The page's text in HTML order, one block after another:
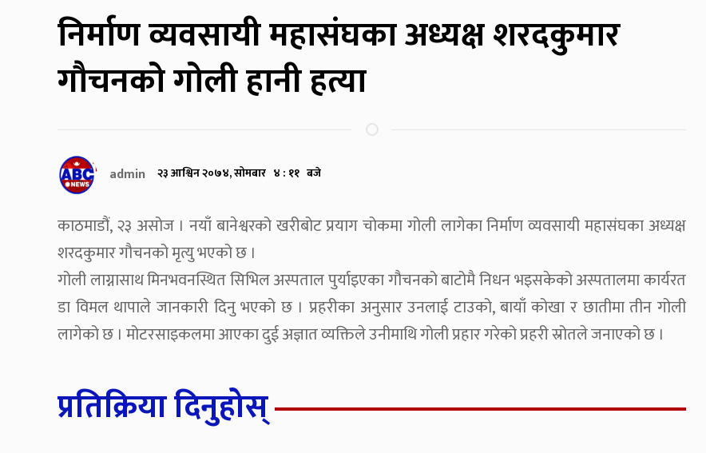
निर्माण व्यवसायी महासंघका अध्यक्ष शरदकुमार
गौचनको गोली हानी हत्या
admin २३ आश्विन २०७४, सोमबार ४ : ११ बजे
काठमाडौं, २३ असोज । नयाँ बानेश्वरको खरीबोट प्रयाग चोकमा गोली लागेका निर्माण व्यवसायी महासंघका अध्यक्ष
शरदकुमार गौचनको मृत्यु भएको छ ।
गोली लाग्नासाथ मिनभवनस्थित सिभिल अस्पताल पुर्याइएका गौचनको बाटोमै निधन भइसकेको अस्पतालमा कार्यरत
डा विमल थापाले जानकारी दिनु भएको छ । प्रहरीका अनुसार उनलाई टाउको, बायाँ कोखा र छातीमा तीन गोली
लागेको छ । मोटरसाइकलमा आएका दुई अज्ञात व्यक्तिले उनीमाथि गोली प्रहार गरेको प्रहरी स्रोतले जनाएको छ ।
प्रतिक्रिया दिनुहोस्